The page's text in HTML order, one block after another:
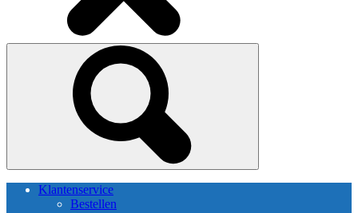
Klantenservice
Bestellen